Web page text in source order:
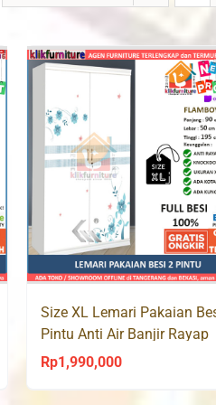
Size XL Lemari Pakaian
Pintu Anti Air Banjir Rayap
FLAMBOYAN 2P
Rp1,990,000